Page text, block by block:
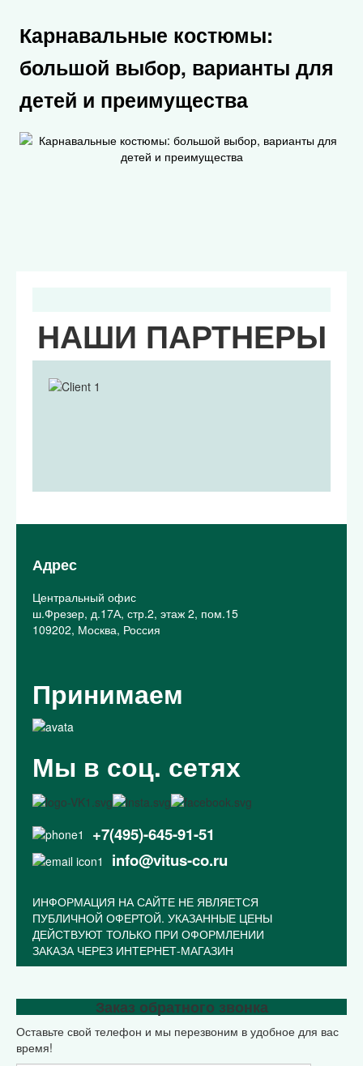
Карнавальные костюмы:
большой выбор, варианты для
детей и преимущества
НАШИ ПАРТНЕРЫ
Адрес
Центральный офис
ш.Фрезер, д.17А, стр.2, этаж 2, пом.15
109202, Москва, Россия
Принимаем
Мы в соц. сетях
+7(495)-645-91-51
info@vitus-co.ru
ИНФОРМАЦИЯ НА САЙТЕ НЕ ЯВЛЯЕТСЯ
ПУБЛИЧНОЙ ОФЕРТОЙ. УКАЗАННЫЕ ЦЕНЫ
ДЕЙСТВУЮТ ТОЛЬКО ПРИ ОФОРМЛЕНИИ
ЗАКАЗА ЧЕРЕЗ ИНТЕРНЕТ-МАГАЗИН
Закрыть меню
Главная
Каталог
Заказ обратного звонка
Оставьте свой телефон и мы перезвоним в удобное для вас
время!